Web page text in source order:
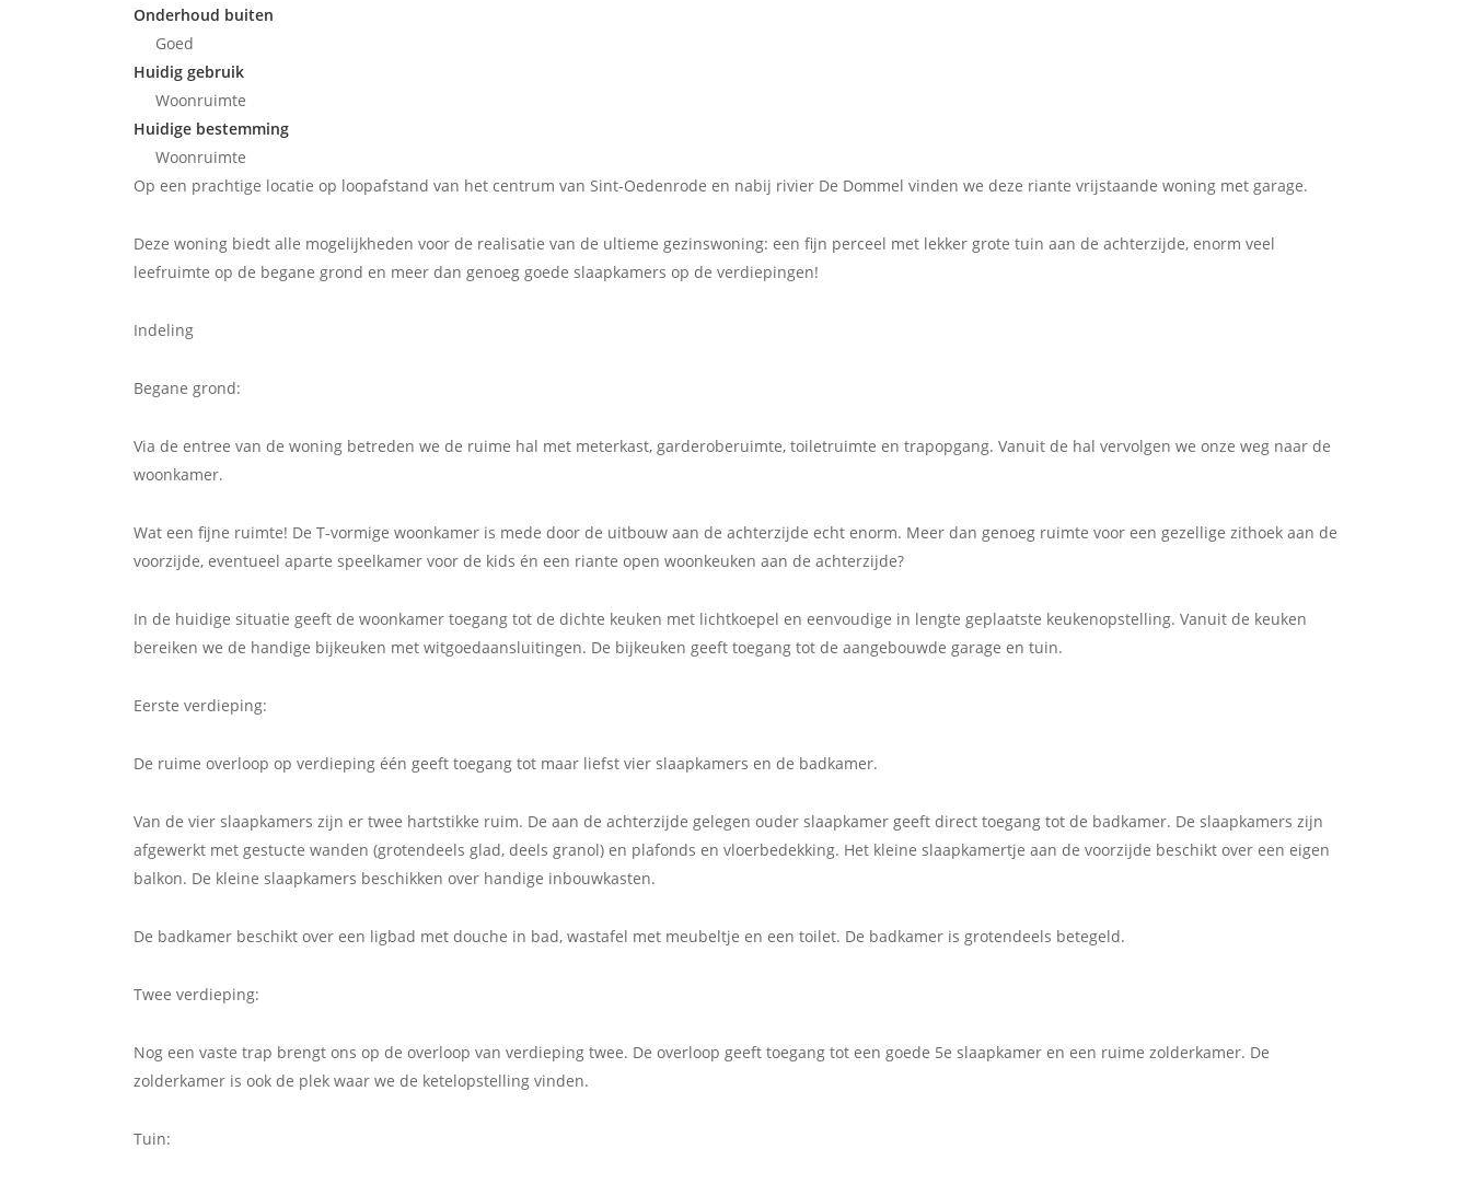
Onderhoud buiten
Goed
Huidig gebruik
Woonruimte
Huidige bestemming
Woonruimte
Op een prachtige locatie op loopafstand van het centrum van Sint-Oedenrode en nabij rivier De Dommel vinden we deze riante vrijstaande woning met garage.
Deze woning biedt alle mogelijkheden voor de realisatie van de ultieme gezinswoning: een fijn perceel met lekker grote tuin aan de achterzijde, enorm veel
leefruimte op de begane grond en meer dan genoeg goede slaapkamers op de verdiepingen!
Indeling
Begane grond:
Via de entree van de woning betreden we de ruime hal met meterkast, garderoberuimte, toiletruimte en trapopgang. Vanuit de hal vervolgen we onze weg naar de
woonkamer.
Wat een fijne ruimte! De T-vormige woonkamer is mede door de uitbouw aan de achterzijde echt enorm. Meer dan genoeg ruimte voor een gezellige zithoek aan de
voorzijde, eventueel aparte speelkamer voor de kids én een riante open woonkeuken aan de achterzijde?
In de huidige situatie geeft de woonkamer toegang tot de dichte keuken met lichtkoepel en eenvoudige in lengte geplaatste keukenopstelling. Vanuit de keuken
bereiken we de handige bijkeuken met witgoedaansluitingen. De bijkeuken geeft toegang tot de aangebouwde garage en tuin.
Eerste verdieping:
De ruime overloop op verdieping één geeft toegang tot maar liefst vier slaapkamers en de badkamer.
Van de vier slaapkamers zijn er twee hartstikke ruim. De aan de achterzijde gelegen ouder slaapkamer geeft direct toegang tot de badkamer. De slaapkamers zijn
afgewerkt met gestucte wanden (grotendeels glad, deels granol) en plafonds en vloerbedekking. Het kleine slaapkamertje aan de voorzijde beschikt over een eigen
balkon. De kleine slaapkamers beschikken over handige inbouwkasten.
De badkamer beschikt over een ligbad met douche in bad, wastafel met meubeltje en een toilet. De badkamer is grotendeels betegeld.
Twee verdieping:
Nog een vaste trap brengt ons op de overloop van verdieping twee. De overloop geeft toegang tot een goede 5e slaapkamer en een ruime zolderkamer. De
zolderkamer is ook de plek waar we de ketelopstelling vinden.
Tuin: